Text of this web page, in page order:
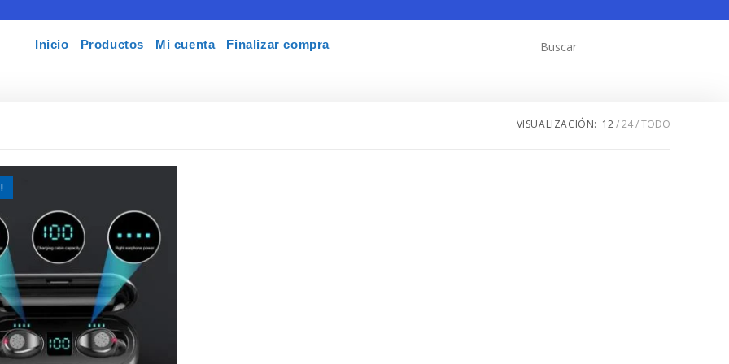
Inicio Productos Mi cuenta Finalizar compra
VISUALIZACIÓN: 12 24 TODO